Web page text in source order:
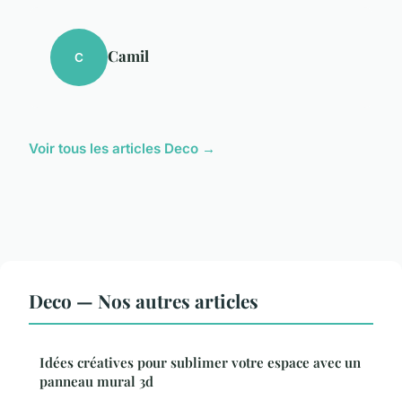
C Camil
Voir tous les articles Deco →
Deco — Nos autres articles
Idées créatives pour sublimer votre espace avec un
panneau mural 3d